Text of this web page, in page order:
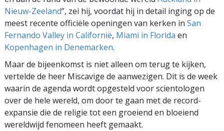
Nieuw-Zeeland”, zei hij, voordat hij in detail inging op de
meest recente officiële openingen van kerken in San
Fernando Valley in Californië, Miami in Florida en
Kopenhagen in Denemarken.
Maar de bijeenkomst is niet alleen om terug te kijken,
vertelde de heer Miscavige de aanwezigen. Dit is de week
waarin de agenda wordt opgesteld voor scientologen
over de hele wereld, om door te gaan met de record-
expansie die de religie tot een groeiend en bloeiend
wereldwijd fenomeen heeft gemaakt.